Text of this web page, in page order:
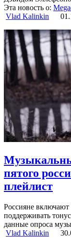
Эта новость о:
Vlad Kalinkin
пятого
плейлист
Россияне
поддерживать
данные опроса
Vlad Kalinkin